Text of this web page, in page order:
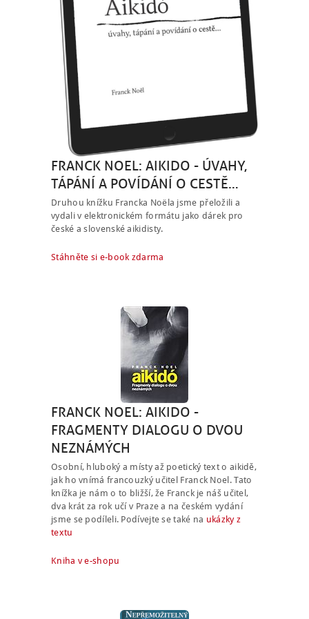
FRANCK NOEL: AIKIDO - ÚVAHY,
TÁPÁNÍ A POVÍDÁNÍ O CESTĚ…
Druhou knížku Francka Noëla jsme přeložili a
vydali v elektronickém formátu jako dárek pro
české a slovenské aikidisty.
Stáhněte si e-book zdarma
FRANCK NOEL: AIKIDO -
FRAGMENTY DIALOGU O DVOU
NEZNÁMÝCH
Osobní, hluboký a místy až poetický text o aikidě,
jak ho vnímá francouzký učitel Franck Noel. Tato
knížka je nám o to bližší, že Franck je náš učitel,
dva krát za rok učí v Praze a na českém vydání
jsme se podíleli. Podívejte se také na ukázky z
textu
Kniha v e-shopu